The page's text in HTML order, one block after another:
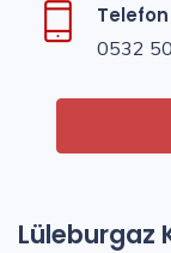
Telefon
0532
Lüleburgaz